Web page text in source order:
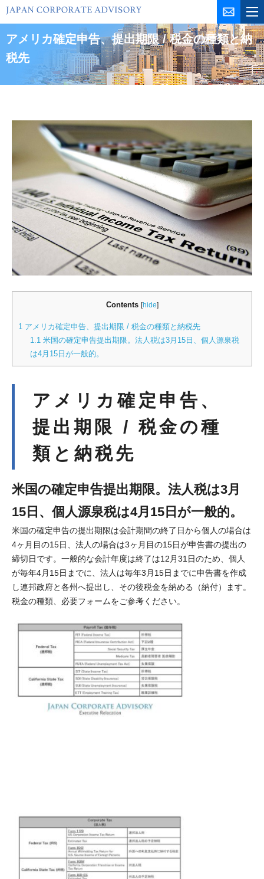
コ
テ
ツ
アメリカ確定申告、提出期限 / 税金の種類と納
税先
Contents [hide]
1 アメリカ確定申告、提出期限 / 税金の種類と納税先
1.1 米国の確定申告提出期限。法人税は3月15日、個人源泉税
は4月15日が一般的。
アメリカ確定申告、
提出期限 / 税金の種
類と納税先
米国の確定申告提出期限。法人税は3月
15日、個人源泉税は4月15日が一般的。
米国の確定申告の提出期限は会計期間の終了日から個人の場合は
4ヶ月目の15日、法人の場合は3ヶ月目の15日が申告書の提出の
締切日です。一般的な会計年度は終了は12月31日のため、個人
が毎年4月15日までに、法人は毎年3月15日までに申告書を作成
し連邦政府と各州へ提出し、その後税金を納める（納付）ます。
税金の種類、必要フォームをご参考ください。